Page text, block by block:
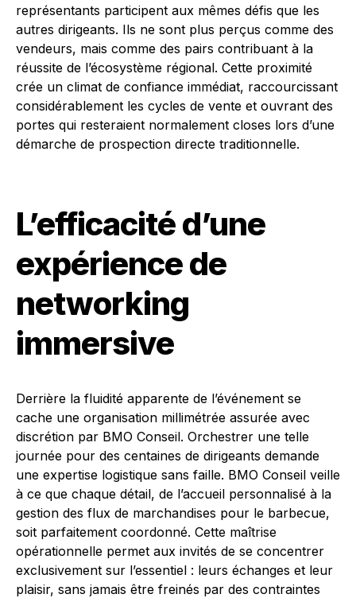
représentants participent aux mêmes défis que les
autres dirigeants. Ils ne sont plus perçus comme des
vendeurs, mais comme des pairs contribuant à la
réussite de l’écosystème régional. Cette proximité
crée un climat de confiance immédiat, raccourcissant
considérablement les cycles de vente et ouvrant des
portes qui resteraient normalement closes lors d’une
démarche de prospection directe traditionnelle.
L’efficacité d’une
expérience de
networking
immersive
Derrière la fluidité apparente de l’événement se
cache une organisation millimétrée assurée avec
discrétion par BMO Conseil. Orchestrer une telle
journée pour des centaines de dirigeants demande
une expertise logistique sans faille. BMO Conseil veille
à ce que chaque détail, de l’accueil personnalisé à la
gestion des flux de marchandises pour le barbecue,
soit parfaitement coordonné. Cette maîtrise
opérationnelle permet aux invités de se concentrer
exclusivement sur l’essentiel : leurs échanges et leur
plaisir, sans jamais être freinés par des contraintes